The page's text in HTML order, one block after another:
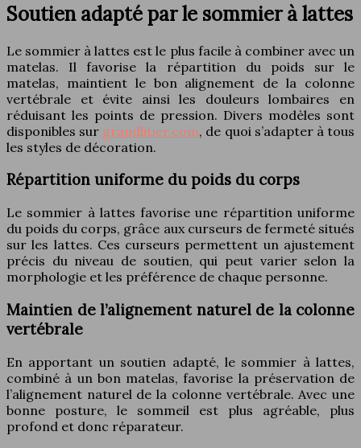
Soutien adapté par le sommier à lattes
Le sommier à lattes est le plus facile à combiner avec un
matelas. Il favorise la répartition du poids sur le
matelas, maintient le bon alignement de la colonne
vertébrale et évite ainsi les douleurs lombaires en
réduisant les points de pression. Divers modèles sont
disponibles sur grandlitier.com, de quoi s’adapter à tous
les styles de décoration.
Répartition uniforme du poids du corps
Le sommier à lattes favorise une répartition uniforme
du poids du corps, grâce aux curseurs de fermeté situés
sur les lattes. Ces curseurs permettent un ajustement
précis du niveau de soutien, qui peut varier selon la
morphologie et les préférence de chaque personne.
Maintien de l’alignement naturel de la colonne
vertébrale
En apportant un soutien adapté, le sommier à lattes,
combiné à un bon matelas, favorise la préservation de
l’alignement naturel de la colonne vertébrale. Avec une
bonne posture, le sommeil est plus agréable, plus
profond et donc réparateur.